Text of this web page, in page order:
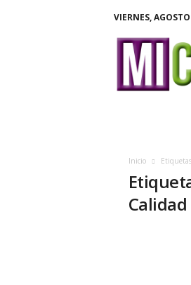
VIERNES,
u
Inicio Etiquetas